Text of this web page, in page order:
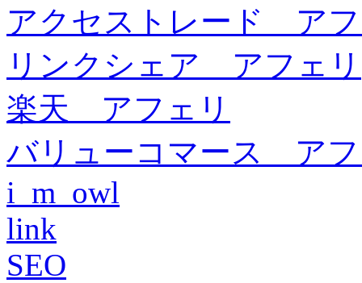
アクセストレード ア
リンクシェア アフェリ
楽天 アフェリ
バリューコマース ア
i_m_owl
link
SEO